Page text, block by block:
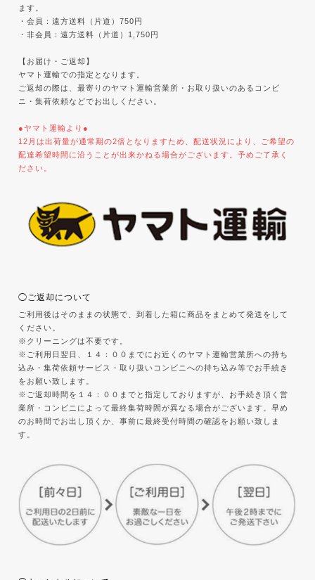
ます。
・会員：遠方送料（片道）750円
・非会員：遠方送料（片道）1,750円
【お届け・ご返却】
ヤマト運輸での指定となります。
ご返却の際は、最寄りのヤマト運輸営業所・お取り扱いのあるコンビ
ニ・集荷依頼などでお出しください。
●ヤマト運輸より●
12月は出荷量が通常期の2倍となりますため、配送状況により、ご希望の
配達希望時間に沿うことが出来かねる場合がございます。予めご了承く
ださい。
◯ご返却について
ご利用後はそのままの状態で、到着した箱に商品をまとめて発送をして
ください。
※クリーニングは不要です。
※ご利用日翌日、１４：００までにお近くのヤマト運輸営業所への持ち
込み・集荷依頼サービス・取り扱いコンビニへの持ち込み等でお手続き
をお願い致します。
※ご返却時間を１４：００までと指定しておりますが、お手続き頂く営
業所・コンビニによって最終集荷時間が異なる場合がございます。早め
のお時間でお出し頂くか、事前に最終受付時間の確認をお願い致しま
す。